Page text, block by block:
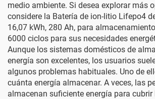
medio ambiente. Si desea explorar más
considere la Batería de ion-litio Lifepo4
16,07 kWh, 280 Ah, para
6000 ciclos para sus necesidades
Aunque los sistemas domésticos de
energía son excelentes, los usuarios
algunos problemas habituales. Uno de
cuánta energía almacenar. A veces, las
almacenan suficiente energía para